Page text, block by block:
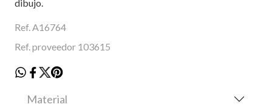
dibujo.
Ref. A16764
Ref. proveedor 103615
Material